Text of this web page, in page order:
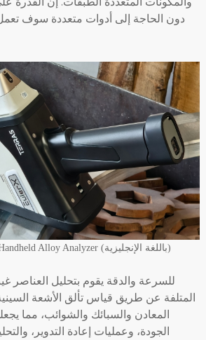
دون الحاجة إلى أدوات متعددة سوف
Terras EulerX900 Handheld Alloy Analyzer (باللغة الإنجليزية)
المتلفة عن طريق قياس تألق الأشعة
المعادن والسبائك والشوائب، مما
الجودة، وعمليات إعادة التدوير،